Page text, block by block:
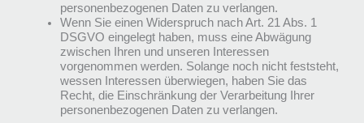
personenbezogenen Daten zu verlangen.
Wenn Sie einen Widerspruch nach Art. 21 Abs. 1
DSGVO eingelegt haben, muss eine Abwägung
zwischen Ihren und unseren Interessen
vorgenommen werden. Solange noch nicht feststeht,
wessen Interessen überwiegen, haben Sie das
Recht, die Einschränkung der Verarbeitung Ihrer
personenbezogenen Daten zu verlangen.